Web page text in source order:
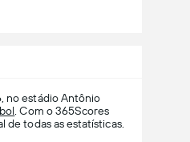
no estádio Antônio
. Com o 365Scores
de todas as estatísticas.